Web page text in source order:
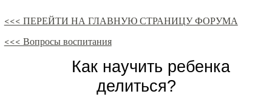
<<< ПЕРЕЙТИ НА ГЛАВНУЮ СТРАНИЦУ ФОРУМА
<<< Вопросы воспитания
Как научить ребенка
делиться?